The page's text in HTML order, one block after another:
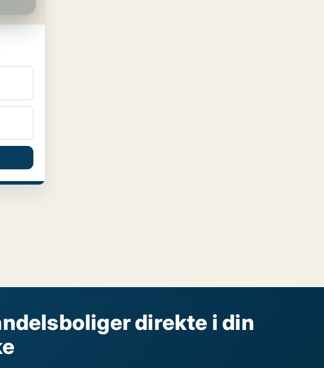
direkte i din